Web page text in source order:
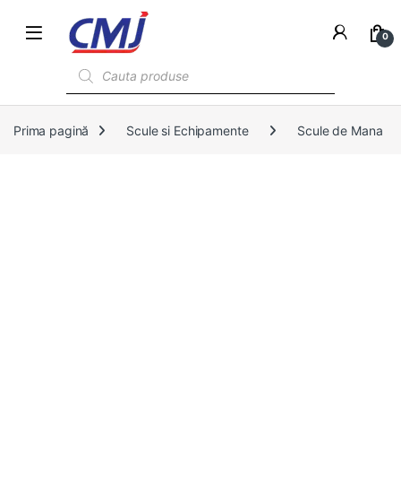
0
Prima pagină Scule si Echipamente Scule de Mana